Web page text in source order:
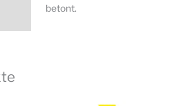
betont.